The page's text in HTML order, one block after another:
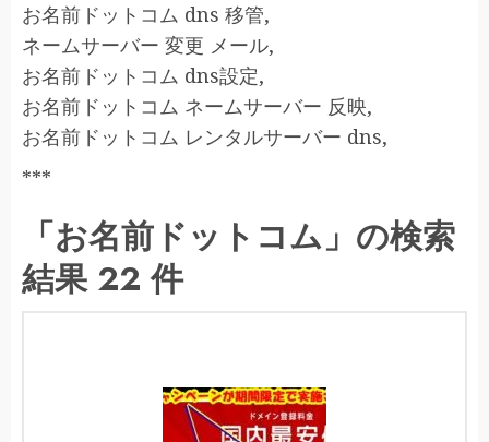
お名前ドットコム dns 移管,
ネームサーバー 変更 メール,
お名前ドットコム dns設定,
お名前ドットコム ネームサーバー 反映,
お名前ドットコム レンタルサーバー dns,
***
「お名前ドットコム」の検索
結果 22 件